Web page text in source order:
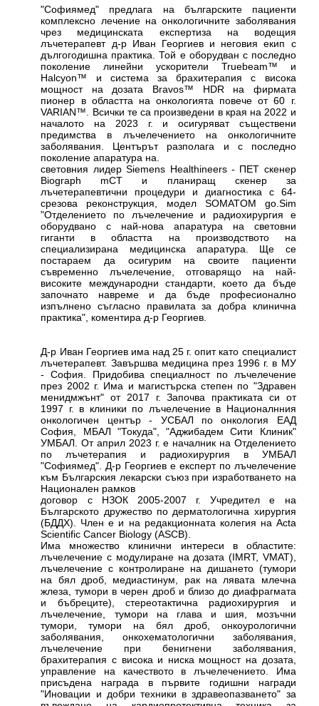
"Софиямед" предлага на българските пациенти
комплексно лечение на онкологичните заболявания
чрез медицинската експертиза на водещия
лъчетерапевт д-р Иван Георгиев и неговия екип с
дългогодишна практика. Той е оборудван с последно
поколение линейни ускорители Truebeam™ и
Halcyon™ и система за брахитерапия с висока
мощност на дозата Bravos™ HDR на фирмата
пионер в областта на онкологията повече от 60 г.
VARIAN™. Всички те са произведени в края на 2022 и
началото на 2023 г. и осигуряват съществени
предимства в лъчелечението на онкологичните
заболявания. Центърът разполага и с последно
поколение апаратура на.
световния лидер Siemens Healthineers - ПЕТ скенер
Biograph mCT и планиращ скенер за
лъчетерапевтични процедури и диагностика с 64-
срезова реконструкция, модел SOMATOM go.Sim
"Отделението по лъчелечение и радиохирургия е
оборудвано с най-нова апаратура на световни
гиганти в областта на производството на
специализирана медицинска апаратура. Ще се
постараем да осигурим на своите пациенти
съвременно лъчелечение, отговарящо на най-
високите международни стандарти, което да бъде
започнато навреме и да бъде професионално
изпълнено съгласно правилата за добра клинична
практика", коментира д-р Георгиев.
Д-р Иван Георгиев има над 25 г. опит като специалист
лъчетерапевт. Завършва медицина през 1996 г. в МУ
- София. Придобива специалност по лъчелечение
през 2002 г. Има и магистърска степен по "Здравен
менидмжънт" от 2017 г. Започва практиката си от
1997 г. в клиники по лъчелечение в Националнния
онкологичен център - УСБАЛ по онкология ЕАД
София, МБАЛ "Токуда", "Аджибадем Сити Клиник"
УМБАЛ. От април 2023 г. е началник на Отделението
по лъчетерапия и радиохирургия в УМБАЛ
"Софиямед". Д-р Георгиев е експерт по лъчелечение
към Българския лекарски съюз при изработването на
Национален рамков
договор с НЗОК 2005-2007 г. Учредител е на
Българското дружество по дерматологична хирургия
(БДДХ). Член е и на редакционната колегия на Acta
Scientific Cancer Biology (ASCB).
Има множество клинични интереси в областите:
лъчелечение с модулиране на дозата (IMRT, VMAT),
лъчелечение с контролиране на дишането (тумори
на бял дроб, медиастинум, рак на лявата млечна
жлеза, тумори в черен дроб и близо до диафрагмата
и бъбреците), стереотактична радиохирургия и
лъчелечение, тумори на глава и шия, мозъчни
тумори, тумори на бял дроб, онкоурологични
заболявания, онкохематологични заболявания,
лъчелечение при бенигнени заболявания,
брахитерапия с висока и ниска мощност на дозата,
управление на качеството в лъчелечението. Има
присъдена награда в първите годишни награди
"Иновации и добри техники в здравеопазването" за